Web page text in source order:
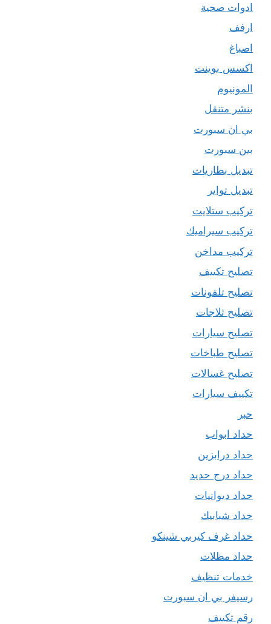
ادوات صحية
ارفف
اصباغ
اكسس بوينت
المونيوم
بنشر متنقل
بي ان سبورت
بين سبورت
تبديل بطاريات
تبديل تواير
تركيب ستلايت
تركيب سيراميك
تركيب مداخن
تصليح تكييف
تصليح تلفونات
تصليح ثلاجات
تصليح سيارات
تصليح طباخات
تصليح غسالات
تكييف سيارات
حبر
حداد ابواب
حداد درابزين
حداد درج حديد
حداد ديوانيات
حداد شبابيك
حداد غرف كيربي شينكو
حداد مظلات
خدمات تنظيف
رسيفر بي ان سبورت
رقم تكييف